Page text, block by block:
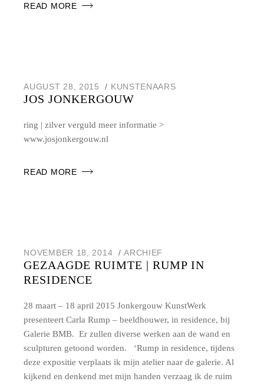
READ MORE
AUGUST 28, 2015 KUNSTENAARS
JOS JONKERGOUW
ring | zilver verguld meer informatie >
www.josjonkergouw.nl
READ MORE
NOVEMBER 18, 2014 ARCHIEF
GEZAAGDE RUIMTE | RUMP IN
RESIDENCE
28 maart – 18 april 2015 Jonkergouw KunstWerk
presenteert Carla Rump – beeldhouwer, in residence, bij
Galerie BMB. Er zullen diverse werken aan de wand en
sculpturen getoond worden. ‘Rump in residence, tijdens
deze expositie verplaats ik mijn atelier naar de galerie. Al
kijkend en denkend met mijn handen verzaag ik de ruim